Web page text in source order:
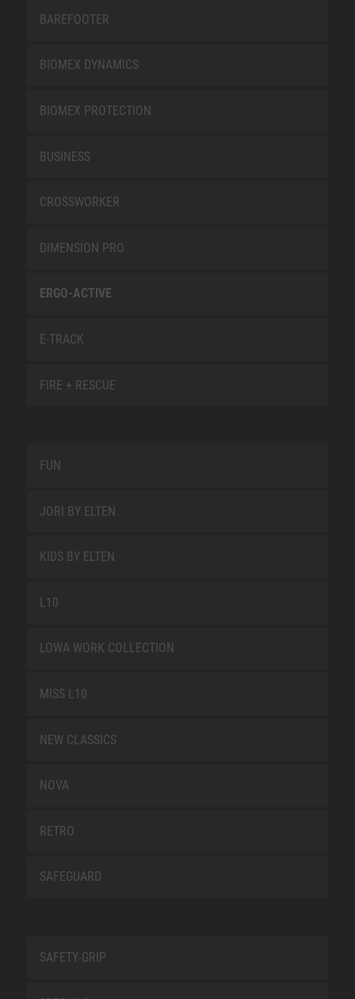
BAREFOOTER
BIOMEX DYNAMICS
BIOMEX PROTECTION
BUSINESS
CROSSWORKER
DIMENSION PRO
ERGO-ACTIVE
E-TRACK
FIRE + RESCUE
FUN
JORI BY ELTEN
KIDS BY ELTEN
L10
LOWA WORK COLLECTION
MISS L10
NEW CLASSICS
NOVA
RETRO
SAFEGUARD
SAFETY-GRIP